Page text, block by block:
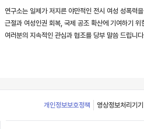
연구소는 일제가 저지른 야만적인 전시 여성 성폭력
근절과 여성인권 회복, 국제 공조 확산에 기여하기
여러분의 지속적인 관심과 협조를 당부 말씀 드립니
Footer
개인정보보호정책 영상정보처리기기